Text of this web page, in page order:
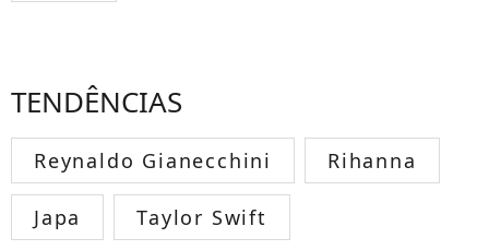
TENDÊNCIAS
Reynaldo Gianecchini Rihanna
Japa Taylor Swift